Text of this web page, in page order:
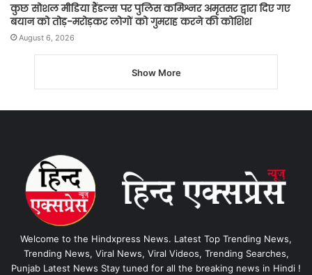
कुछ सोशल मीडिया हैंडल्स पर पुलिस कमिश्नर अमृतसर द्वारा दिए गए
बयान को तोड़-मरोड़कर लोगों को गुमराह करने की कोशिश
August 6, 2026
Show More
Welcome to the Hindxpress News. Latest Top Trending News,
Trending News, Viral News, Viral Videos, Trending Searches,
Punjab Latest News Stay tuned for all the breaking news in Hindi !